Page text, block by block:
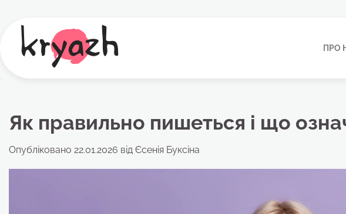
вмісту
ПРО
Як правильно пишеться і що
Опубліковано 22.01.2026 від Єсенія Буксіна